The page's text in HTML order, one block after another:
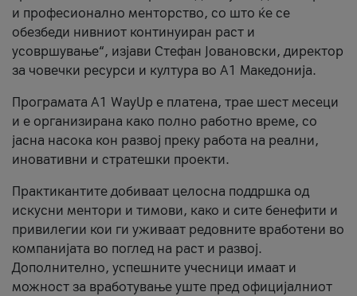
и професионално менторство, со што ќе се
обезбеди нивниот континуиран раст и
усовршување“, изјави Стефан Јовановски, директор
за човечки ресурси и култура во А1 Македонија.
Програмата A1 WayUp е платена, трае шест месеци
и е организирана како полно работно време, со
јасна насока кон развој преку работа на реални,
иновативни и стратешки проекти.
Практикантите добиваат целосна поддршка од
искусни ментори и тимови, како и сите бенефити и
привилегии кои ги уживаат редовните вработени во
компанијата во поглед на раст и развој.
Дополнително, успешните учесници имаат и
можност за вработување уште пред официјалниот